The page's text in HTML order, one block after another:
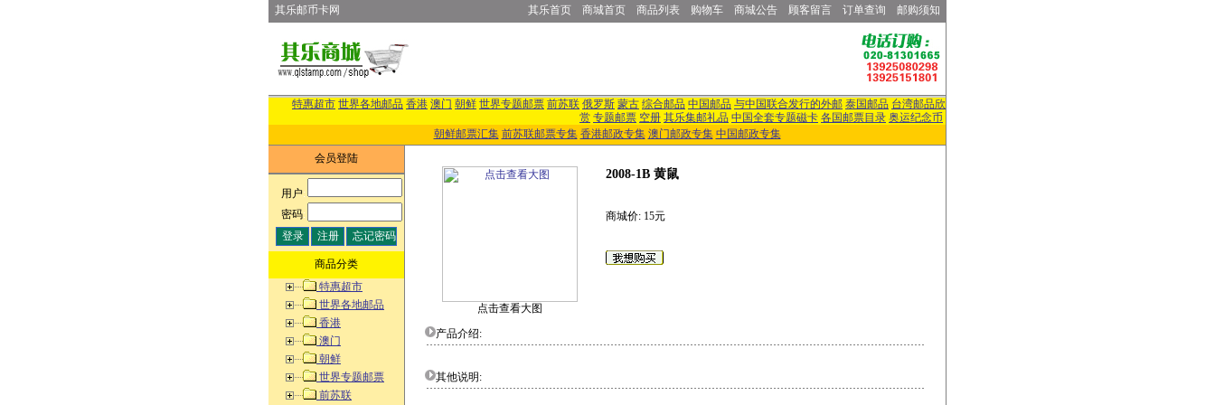
其乐邮币卡网 其乐首页 商城首页 商品列表 购物车 商城公告 顾客留言 订单查询 邮购须知
特惠超市 世界各地邮品 香港 澳门 朝鲜 世界专题邮票 前苏联 俄罗斯 蒙古 综合邮品 中国邮品 与中国联合发行的外邮 泰国邮品 台湾邮品欣
赏 专题邮票 空册 其乐集邮礼品 中国全套专题磁卡 各国邮票目录 奥运纪念币
朝鲜邮票汇集 前苏联邮票专集 香港邮政专集 澳门邮政专集 中国邮政专集
会员登陆
用户:
密码:
商品分类
特惠超市
世界各地邮品
香港
澳门
朝鲜
世界专题邮票
前苏联
点击查看大图
2008-1B 黄鼠
商城价: 15元
产品介绍:
其他说明: